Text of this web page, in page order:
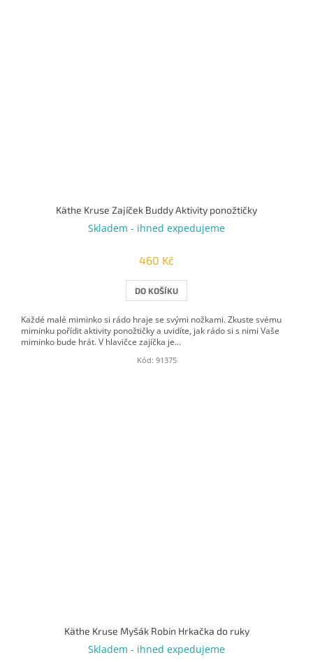
Käthe Kruse Zajíček Buddy Aktivity ponožtičky
Skladem - ihned expedujeme
460 Kč
DO KOŠÍKU
Každé malé miminko si rádo hraje se svými nožkami. Zkuste svému
miminku pořídit aktivity ponožtičky a uvidíte, jak rádo si s nimi Vaše
miminko bude hrát. V hlavičce zajíčka je...
Kód: 91375
Käthe Kruse Myšák Robin Hrkačka do ruky
Skladem - ihned expedujeme